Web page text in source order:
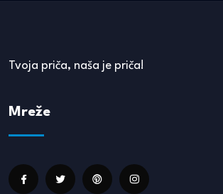
Tvoja priča, naša je priča!
Mreže